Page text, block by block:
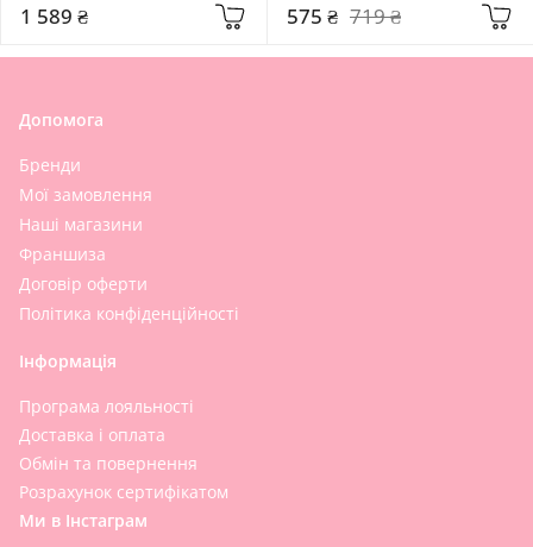
1 589 ₴ 575 ₴ 719 ₴
Допомога
Бренди
Мої замовлення
Наші магазини
Франшиза
Договір оферти
Політика конфіденційності
Інформація
Програма лояльності
Доставка і оплата
Обмін та повернення
Розрахунок сертифікатом
Ми в Інстаграм